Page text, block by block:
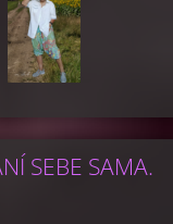
SEBE SAMA.